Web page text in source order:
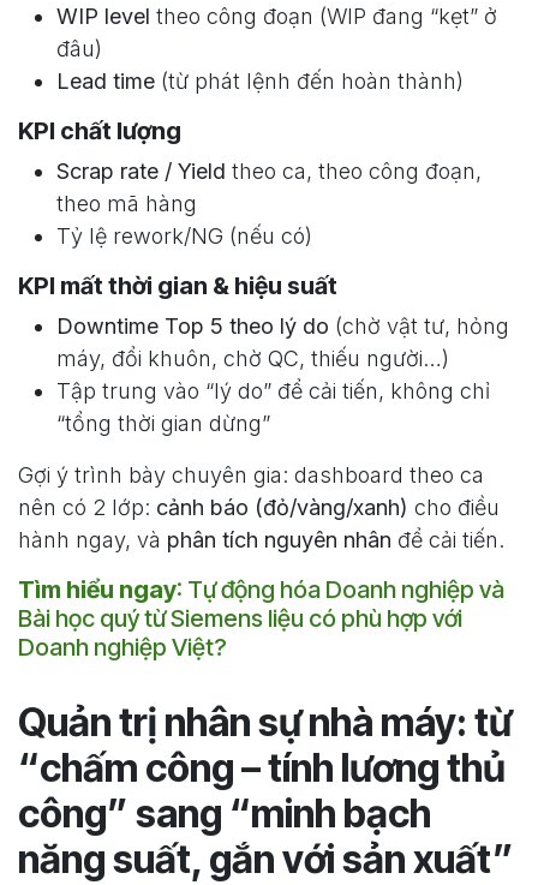
WIP level theo công đoạn (WIP đang “kẹt” ở
đâu)
Lead time (từ phát lệnh đến hoàn thành)
KPI chất lượng
Scrap rate / Yield theo ca, theo công đoạn,
theo mã hàng
Tỷ lệ rework/NG (nếu có)
KPI mất thời gian & hiệu suất
Downtime Top 5 theo lý do (chờ vật tư, hỏng
máy, đổi khuôn, chờ QC, thiếu người…)
Tập trung vào “lý do” để cải tiến, không chỉ
“tổng thời gian dừng”
Gợi ý trình bày chuyên gia: dashboard theo ca
nên có 2 lớp: cảnh báo (đỏ/vàng/xanh) cho điều
hành ngay, và phân tích nguyên nhân để cải tiến.
Tìm hiểu ngay: Tự động hóa Doanh nghiệp và
Bài học quý từ Siemens liệu có phù hợp với
Doanh nghiệp Việt?
Quản trị nhân sự nhà máy: từ
“chấm công – tính lương thủ
công” sang “minh bạch
năng suất, gắn với sản xuất”